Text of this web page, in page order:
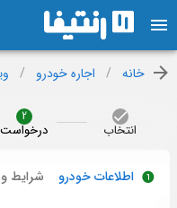
خانه / اجاره خودرو /
انتخاب
2
درخواست
اطلاعات خودرو شرایط